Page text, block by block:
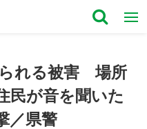
れる被害 場所
民が音を聞いた
／県警